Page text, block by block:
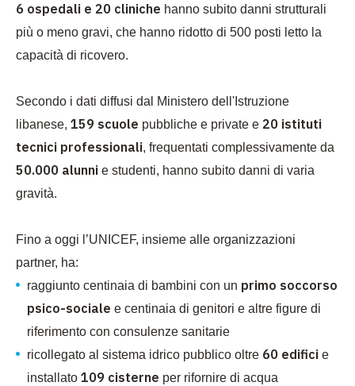
6 ospedali e 20 cliniche hanno subito danni strutturali
più o meno gravi, che hanno ridotto di 500 posti letto la
capacità di ricovero.
Secondo i dati diffusi dal Ministero dell'Istruzione
libanese, 159 scuole pubbliche e private e 20 istituti
tecnici professionali, frequentati complessivamente da
50.000 alunni e studenti, hanno subito danni di varia
gravità.
Fino a oggi l’UNICEF, insieme alle organizzazioni
partner, ha:
raggiunto centinaia di bambini con un primo soccorso
psico-sociale e centinaia di genitori e altre figure di
riferimento con consulenze sanitarie
ricollegato al sistema idrico pubblico oltre 60 edifici e
installato 109 cisterne per rifornire di acqua